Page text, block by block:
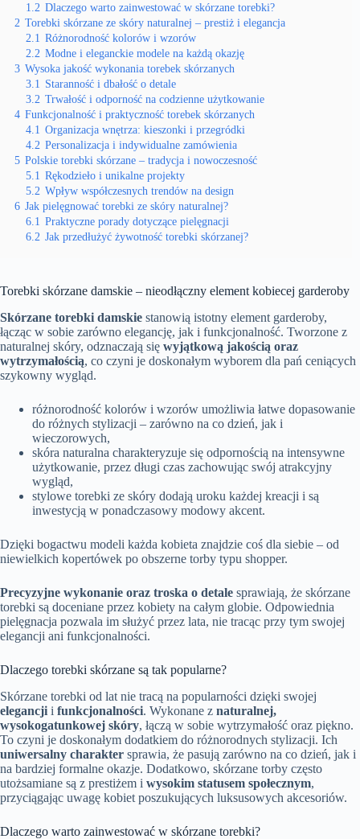
1.2 Dlaczego warto zainwestować w skórzane torebki?
2 Torebki skórzane ze skóry naturalnej – prestiż i elegancja
2.1 Różnorodność kolorów i wzorów
2.2 Modne i eleganckie modele na każdą okazję
3 Wysoka jakość wykonania torebek skórzanych
3.1 Staranność i dbałość o detale
3.2 Trwałość i odporność na codzienne użytkowanie
4 Funkcjonalność i praktyczność torebek skórzanych
4.1 Organizacja wnętrza: kieszonki i przegródki
4.2 Personalizacja i indywidualne zamówienia
5 Polskie torebki skórzane – tradycja i nowoczesność
5.1 Rękodzieło i unikalne projekty
5.2 Wpływ współczesnych trendów na design
6 Jak pielęgnować torebki ze skóry naturalnej?
6.1 Praktyczne porady dotyczące pielęgnacji
6.2 Jak przedłużyć żywotność torebki skórzanej?
Torebki skórzane damskie – nieodłączny element kobiecej garderoby
Skórzane torebki damskie stanowią istotny element garderoby,
łącząc w sobie zarówno elegancję, jak i funkcjonalność. Tworzone z
naturalnej skóry, odznaczają się wyjątkową jakością oraz
wytrzymałością, co czyni je doskonałym wyborem dla pań ceniących
szykowny wygląd.
różnorodność kolorów i wzorów umożliwia łatwe dopasowanie
do różnych stylizacji – zarówno na co dzień, jak i
wieczorowych,
skóra naturalna charakteryzuje się odpornością na intensywne
użytkowanie, przez długi czas zachowując swój atrakcyjny
wygląd,
stylowe torebki ze skóry dodają uroku każdej kreacji i są
inwestycją w ponadczasowy modowy akcent.
Dzięki bogactwu modeli każda kobieta znajdzie coś dla siebie – od
niewielkich kopertówek po obszerne torby typu shopper.
Precyzyjne wykonanie oraz troska o detale sprawiają, że skórzane
torebki są doceniane przez kobiety na całym globie. Odpowiednia
pielęgnacja pozwala im służyć przez lata, nie tracąc przy tym swojej
elegancji ani funkcjonalności.
Dlaczego torebki skórzane są tak popularne?
Skórzane torebki od lat nie tracą na popularności dzięki swojej
elegancji i funkcjonalności. Wykonane z naturalnej,
wysokogatunkowej skóry, łączą w sobie wytrzymałość oraz piękno.
To czyni je doskonałym dodatkiem do różnorodnych stylizacji. Ich
uniwersalny charakter sprawia, że pasują zarówno na co dzień, jak i
na bardziej formalne okazje. Dodatkowo, skórzane torby często
utożsamiane są z prestiżem i wysokim statusem społecznym,
przyciągając uwagę kobiet poszukujących luksusowych akcesoriów.
Dlaczego warto zainwestować w skórzane torebki?